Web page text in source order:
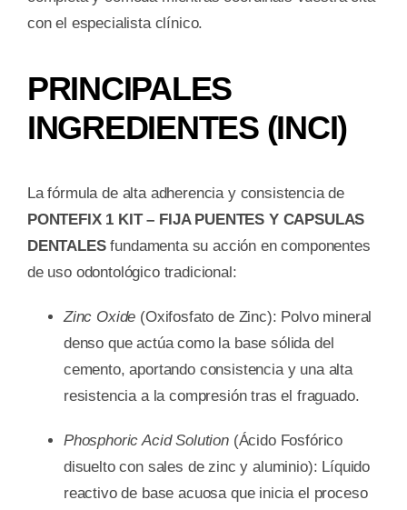
con el especialista clínico.
PRINCIPALES
INGREDIENTES (INCI)
La fórmula de alta adherencia y consistencia de
PONTEFIX 1 KIT – FIJA PUENTES Y CAPSULAS
DENTALESfundamenta su acción en componentes
de uso odontológico tradicional:
Zinc Oxide (Oxifosfato de Zinc): Polvo mineral
denso que actúa como la base sólida del
cemento, aportando consistencia y una alta
resistencia a la compresión tras el fraguado.
Phosphoric Acid Solution(Ácido Fosfórico
disuelto con sales de zinc y aluminio): Líquido
reactivo de base acuosa que inicia el proceso